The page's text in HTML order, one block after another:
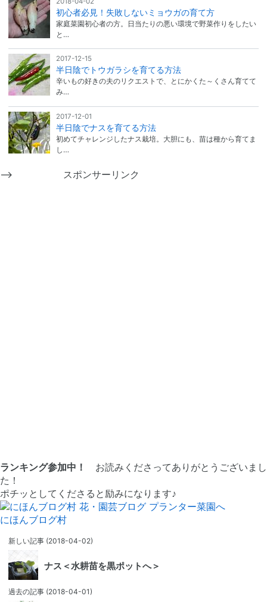
初心者必見！失敗しないミョウガの育て方
家庭菜園初心者の方。日当たりの悪い環境で野菜作りをしたい
と…
2017-12-15
半日陰でトウガラシを育てる方法
辛いもの好きの夫のリクエストで、とにかくた～くさん育てて
み…
2017-12-01
半日陰でナスを育てる方法
初めてチャレンジしたナス栽培。大胆にも、苗は種から育てま
し…
--> スポンサーリンク
ランキング参加中！
お読みくださってありがとうございまし
た！
ポチッとしてくださると励みになります♪
にほんブログ村
新しい記事 (2018-04-02)
ナス＜水耕苗を黒ポットへ＞
過去の記事 (2018-04-01)